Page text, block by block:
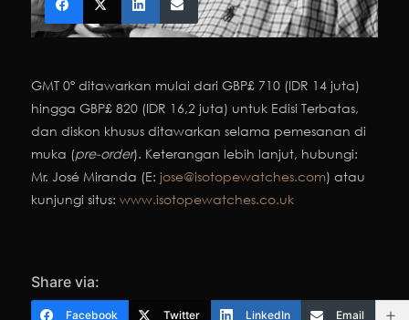
GMT 0º ditawarkan mulai dari GBP£ 710 (IDR 14 juta)
hingga GBP£ 820 (IDR 16,2 juta) untuk Edisi Terbatas,
dan diskon khusus ditawarkan selama pemesanan di
muka (pre-order). Keterangan lebih lanjut, hubungi:
Mr. José Miranda (E: jose@isotopewatches.com) atau
kunjungi situs: www.isotopewatches.co.uk
Share via:
Facebook Twitter LinkedIn Email